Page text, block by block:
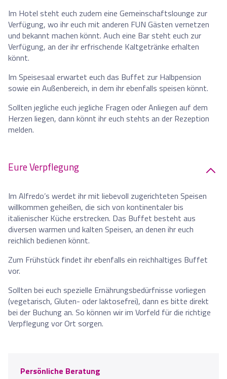
Im Hotel steht euch zudem eine Gemeinschaftslounge zur
Verfügung, wo ihr euch mit anderen FUN Gästen vernetzen
und bekannt machen könnt. Auch eine Bar steht euch zur
Verfügung, an der ihr erfrischende Kaltgetränke erhalten
könnt.
Im Speisesaal erwartet euch das Buffet zur Halbpension
sowie ein Außenbereich, in dem ihr ebenfalls speisen könnt.
Sollten jegliche euch jegliche Fragen oder Anliegen auf dem
Herzen liegen, dann könnt ihr euch stehts an der Rezeption
melden.
Eure Verpflegung
Im Alfredo’s werdet ihr mit liebevoll zugerichteten Speisen
willkommen geheißen, die sich von kontinentaler bis
italienischer Küche erstrecken. Das Buffet besteht aus
diversen warmen und kalten Speisen, an denen ihr euch
reichlich bedienen könnt.
Zum Frühstück findet ihr ebenfalls ein reichhaltiges Buffet
vor.
Sollten bei euch spezielle Ernährungsbedürfnisse vorliegen
(vegetarisch, Gluten- oder laktosefrei), dann es bitte direkt
bei der Buchung an. So können wir im Vorfeld für die richtige
Verpflegung vor Ort sorgen.
Persönliche Beratung